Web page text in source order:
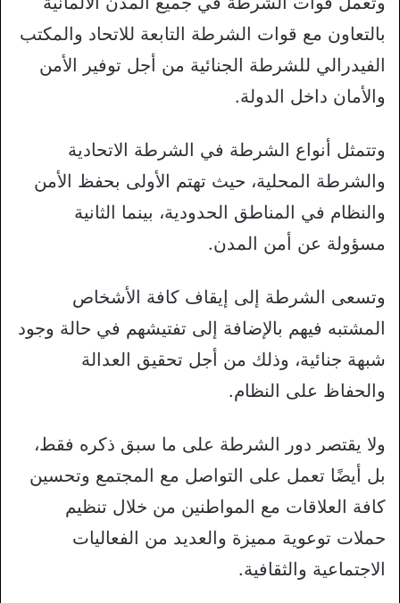
بالتعاون مع قوات الشرطة التابعة للاتحاد والمكتب
الفيدرالي للشرطة الجنائية من أجل توفير الأمن
والأمان داخل الدولة.
وتتمثل أنواع الشرطة في الشرطة الاتحادية
والشرطة المحلية، حيث تهتم الأولى بحفظ الأمن
والنظام في المناطق الحدودية، بينما الثانية
مسؤولة عن أمن المدن.
وتسعى الشرطة إلى إيقاف كافة الأشخاص
المشتبه فيهم بالإضافة إلى تفتيشهم في حالة وجود
شبهة جنائية، وذلك من أجل تحقيق العدالة
والحفاظ على النظام.
ولا يقتصر دور الشرطة على ما سبق ذكره فقط،
بل أيضًا تعمل على التواصل مع المجتمع وتحسين
كافة العلاقات مع المواطنين من خلال تنظيم
حملات توعوية مميزة والعديد من الفعاليات
الاجتماعية والثقافية.